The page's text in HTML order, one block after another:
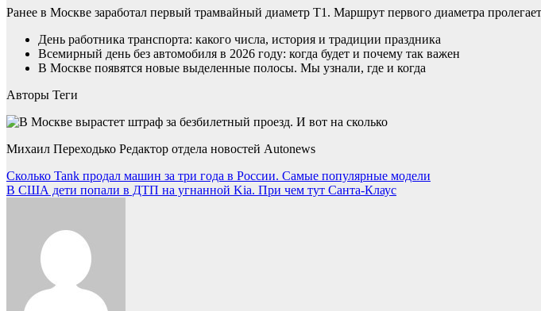
Ранее в Москве заработал первый трамвайный диаметр Т1. Маршрут первого диаметра
День работника транспорта: какого числа, история и традиции праздника
Всемирный день без автомобиля в 2026 году: когда будет и почему так важен
В Москве появятся новые выделенные полосы. Мы узнали, где и когда
Авторы Теги
Михаил Переходько Редактор отдела новостей Autonews
Навигация
по
Сколько Tank продал машин за три года в России. Самые популярные модели
В США дети попали в ДТП на угнанной Kia. При чем тут Санта-Клаус